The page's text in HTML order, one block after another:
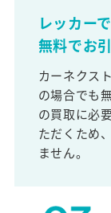
レッカー
無料でお
カーネクス
の場合でも
の買取に必
ただくため
ません。